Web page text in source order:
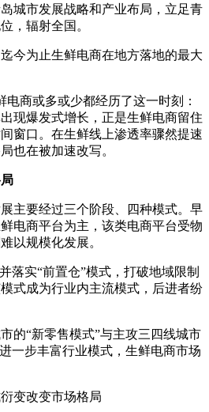
城市发展战略和产业布局，立足青
，辐射全国。
为止生鲜电商在地方落地的最大
商或多或少都经历了这一时刻：
现爆发式增长，正是生鲜电商留住
窗口。在生鲜线上渗透率骤然提速
也在被加速改写。
要经过三个阶段、四种模式。早
电商平台为主，该类电商平台受物
以规模化发展。
实“前置仓”模式，打破地域限制
式成为行业内主流模式，后进者纷
“新零售模式”与主攻三四线城市
一步丰富行业模式，生鲜电商市场